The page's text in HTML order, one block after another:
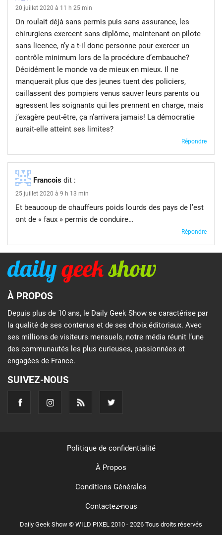
20 juillet 2020 à 11 h 25 min
On roulait déjà sans permis puis sans assurance, les
chirurgiens exercent sans diplôme, maintenant on pilote
sans licence, n’y a t-il donc personne pour exercer un
contrôle minimum lors de la procédure d’embauche?
Décidément le monde va de mieux en mieux. Il ne
manquerait plus que des jeunes tuent des policiers,
caillassent des pompiers venus sauver leurs parents ou
agressent les soignants qui les prennent en charge, mais
j’exagère peut-être, ça n’arrivera jamais! La démocratie
aurait-elle atteint ses limites?
Répondre
Francois dit :
25 juillet 2020 à 9 h 13 min
Et beaucoup de chauffeurs poids lourds des pays de l’est
ont de « faux » permis de conduire…
Répondre
À PROPOS
Depuis plus de 10 ans, le Daily Geek Show se caractérise par
la qualité de ses contenus et de ses choix éditoriaux. Avec
ses millions de visiteurs mensuels, notre média réunit l’une
des communautés les plus curieuses, passionnées et
engagées de France.
SUIVEZ-NOUS
Daily Geek Show © WILD PIXEL 2010 - 2026 Tous droits réservés
Politique de confidentialité
À Propos
Conditions Générales
Contactez-nous